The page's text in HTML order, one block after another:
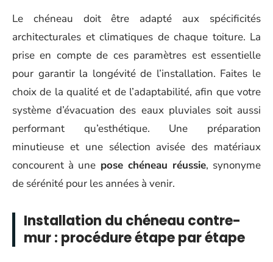
Le chéneau doit être adapté aux spécificités
architecturales et climatiques de chaque toiture. La
prise en compte de ces paramètres est essentielle
pour garantir la longévité de l’installation. Faites le
choix de la qualité et de l’adaptabilité, afin que votre
système d’évacuation des eaux pluviales soit aussi
performant qu’esthétique. Une préparation
minutieuse et une sélection avisée des matériaux
concourent à une pose chéneau réussie, synonyme
de sérénité pour les années à venir.
Installation du chéneau contre-
mur : procédure étape par étape